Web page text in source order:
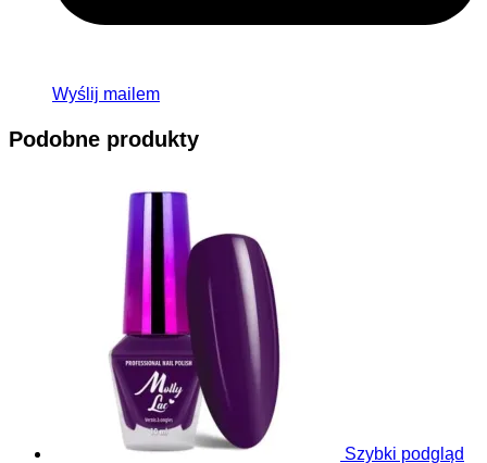
Wyślij mailem
Podobne produkty
Szybki podgląd